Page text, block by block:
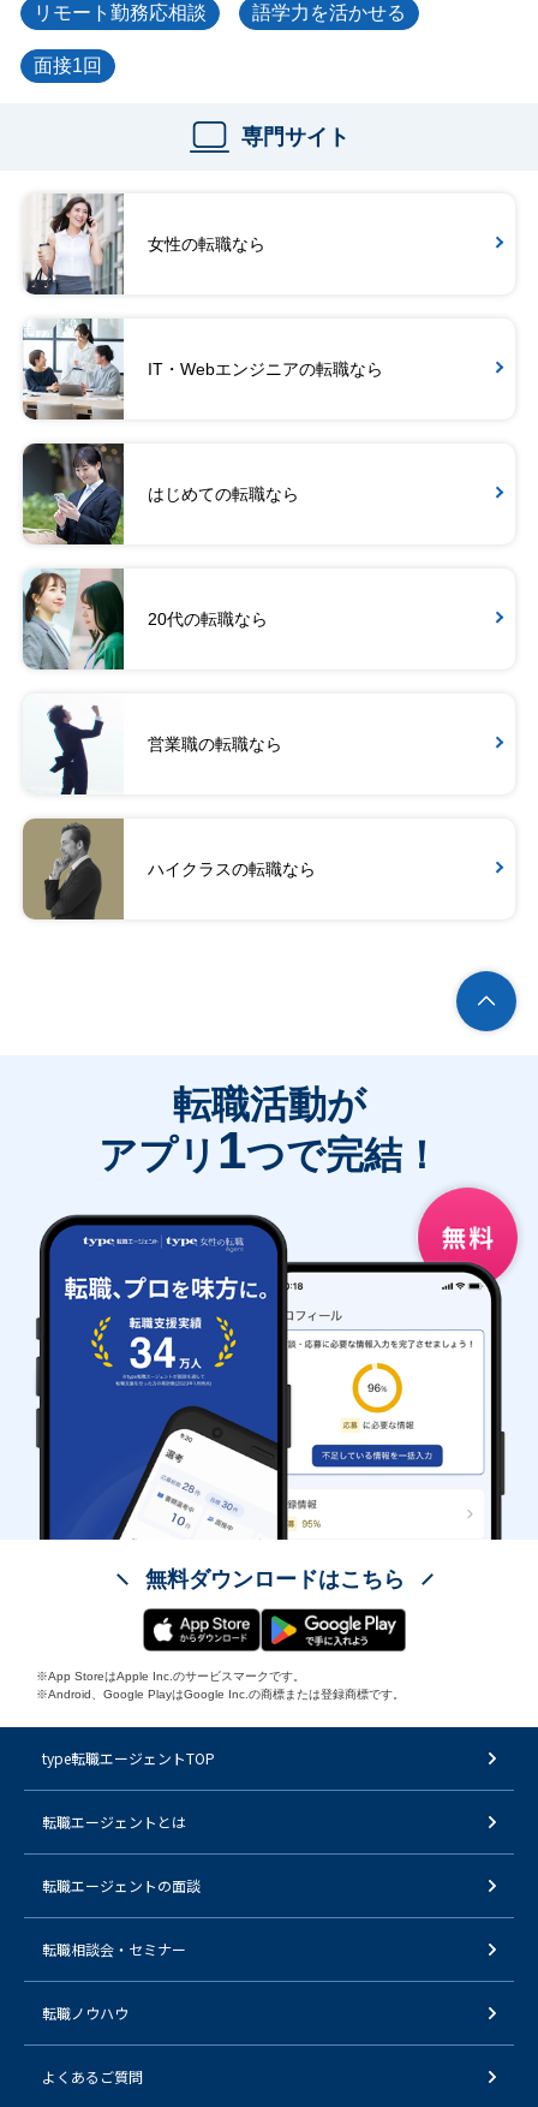
リモート勤務応相談 語学力を活かせる
面接1回
専門サイト
女性の転職なら
IT・Webエンジニアの転職なら
はじめての転職なら
20代の転職なら
営業職の転職なら
ハイクラスの転職なら
転職活動が
アプリ 1つで完結！
無料ダウンロードはこちら
※App StoreはApple Inc.のサービスマークです。
※Android、Google PlayはGoogle Inc.の商標または登録商標です。
type転職エージェントTOP
転職エージェントとは
転職エージェントの面談
転職相談会・セミナー
転職ノウハウ
よくあるご質問